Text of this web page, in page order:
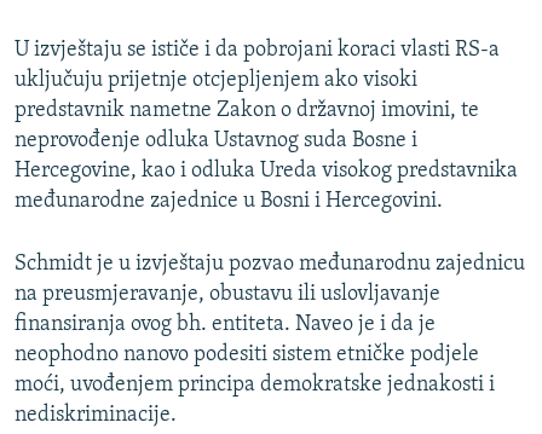
U izvještaju se ističe i da pobrojani koraci vlasti RS-a
uključuju prijetnje otcjepljenjem ako visoki
predstavnik nametne Zakon o državnoj imovini, te
neprovođenje odluka Ustavnog suda Bosne i
Hercegovine, kao i odluka Ureda visokog predstavnika
međunarodne zajednice u Bosni i Hercegovini.
Schmidt je u izvještaju pozvao međunarodnu zajednicu
na preusmjeravanje, obustavu ili uslovljavanje
finansiranja ovog bh. entiteta. Naveo je i da je
neophodno nanovo podesiti sistem etničke podjele
moći, uvođenjem principa demokratske jednakosti i
nediskriminacije.